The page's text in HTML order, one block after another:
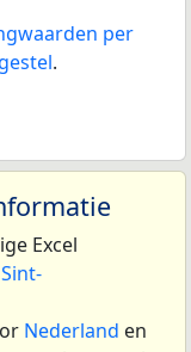
per
.
Excel
Nederland en